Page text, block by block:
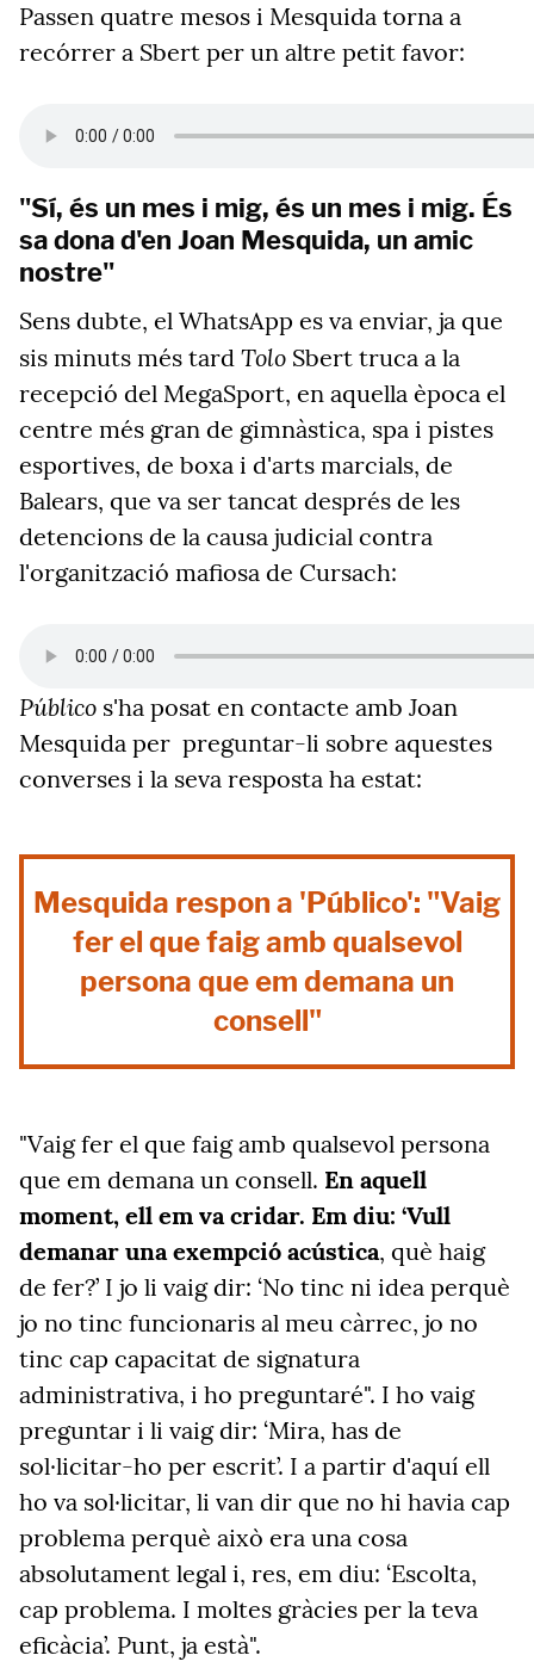
Passen quatre mesos i Mesquida torna a
recórrer a Sbert per un altre petit favor:
"Sí, és un mes i mig, és un mes i mig. És
sa dona d'en Joan Mesquida, un amic
nostre"
Sens dubte, el WhatsApp es va enviar, ja que
sis minuts més tard Tolo Sbert truca a la
recepció del MegaSport, en aquella època el
centre més gran de gimnàstica, spa i pistes
esportives, de boxa i d'arts marcials, de
Balears, que va ser tancat després de les
detencions de la causa judicial contra
l'organització mafiosa de Cursach:
Público s'ha posat en contacte amb Joan
Mesquida per preguntar-li sobre aquestes
converses i la seva resposta ha estat:
Mesquida respon a 'Público': "Vaig
fer el que faig amb qualsevol
persona que em demana un
consell"
"Vaig fer el que faig amb qualsevol persona
que em demana un consell. En aquell
moment, ell em va cridar. Em diu: ‘Vull
demanar una exempció acústica, què haig
de fer?’ I jo li vaig dir: ‘No tinc ni idea perquè
jo no tinc funcionaris al meu càrrec, jo no
tinc cap capacitat de signatura
administrativa, i ho preguntaré". I ho vaig
preguntar i li vaig dir: ‘Mira, has de
sol·licitar-ho per escrit’. I a partir d'aquí ell
ho va sol·licitar, li van dir que no hi havia cap
problema perquè això era una cosa
absolutament legal i, res, em diu: ‘Escolta,
cap problema. I moltes gràcies per la teva
eficàcia’. Punt, ja està".